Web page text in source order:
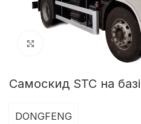
Клацніть, щоб
Самоскид STC на
DONGFENG